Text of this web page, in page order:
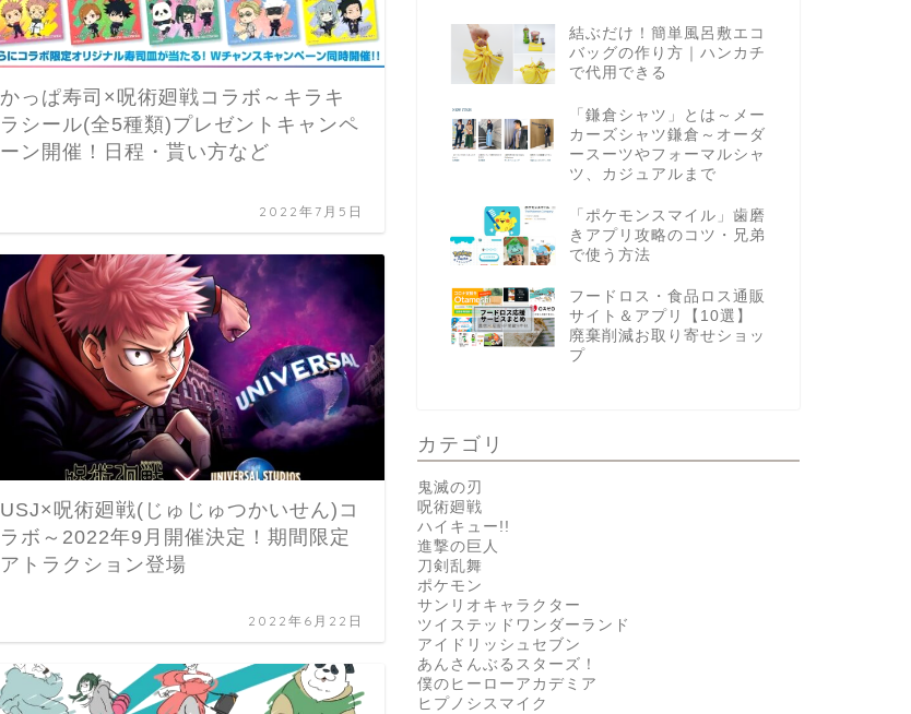
かっぱ寿司×呪術廻戦コラボ～キラキ
ラシール(全5種類)プレゼントキャンペ
ーン開催！日程・貰い方など
2022年7月5日
USJ×呪術廻戦(じゅじゅつかいせん)コ
ラボ～2022年9月開催決定！期間限定
アトラクション登場
2022年6月22日
結ぶだけ！簡単風呂敷エコ
バッグの作り方｜ハンカチ
で代用できる
「鎌倉シャツ」とは～メー
カーズシャツ鎌倉～オーダ
ースーツやフォーマルシャ
ツ、カジュアルまで
「ポケモンスマイル」歯磨
きアプリ攻略のコツ・兄弟
で使う方法
フードロス・食品ロス通販
サイト＆アプリ【10選】
廃棄削減お取り寄せショッ
プ
カテゴリ
鬼滅の刃
呪術廻戦
ハイキュー!!
進撃の巨人
刀剣乱舞
ポケモン
サンリオキャラクター
ツイステッドワンダーランド
アイドリッシュセブン
あんさんぶるスターズ！
僕のヒーローアカデミア
ヒプノシスマイク